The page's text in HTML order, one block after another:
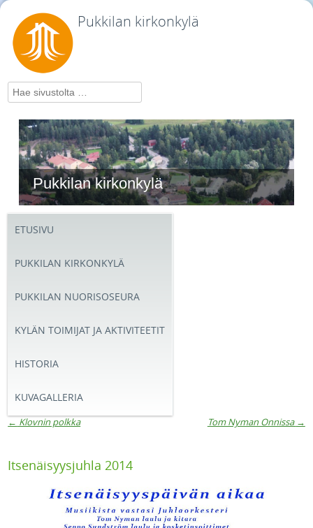
Pukkilan kirkonkylä
Hae
Pukkilan kirkonkylä
ETUSIVU
PUKKILAN KIRKONKYLÄ
PUKKILAN NUORISOSEURA
KYLÄN TOIMIJAT JA AKTIVITEETIT
HISTORIA
KUVAGALLERIA
← Klovnin polkka Tom Nyman Onnissa →
Itsenäisyysjuhla 2014